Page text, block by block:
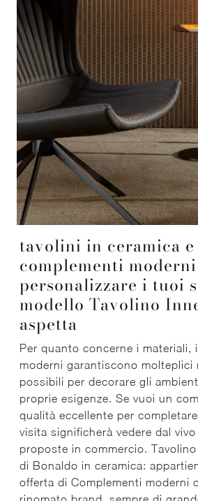
tavolini in ceramica e
complementi
personalizzare i tuoi
modello Tavolino
aspetta
Per quanto concerne i materiali,
moderni garantiscono molteplici
possibili per decorare gli
proprie esigenze. Se vuoi un
qualità eccellente per
visita significherà vedere dal
proposte in commercio.
di Bonaldo in ceramica:
offerta di Complementi moderni